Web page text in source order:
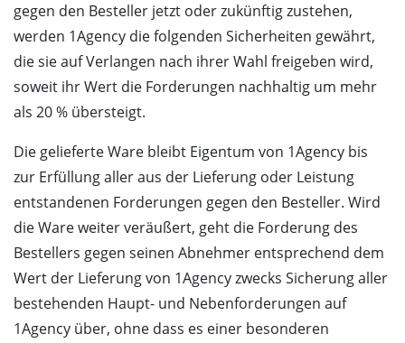
gegen den Besteller jetzt oder zukünftig zustehen,
werden 1Agency die folgenden Sicherheiten gewährt,
die sie auf Verlangen nach ihrer Wahl freigeben wird,
soweit ihr Wert die Forderungen nachhaltig um mehr
als 20 % übersteigt.
Die gelieferte Ware bleibt Eigentum von 1Agency bis
zur Erfüllung aller aus der Lieferung oder Leistung
entstandenen Forderungen gegen den Besteller. Wird
die Ware weiter veräußert, geht die Forderung des
Bestellers gegen seinen Abnehmer entsprechend dem
Wert der Lieferung von 1Agency zwecks Sicherung aller
bestehenden Haupt- und Nebenforderungen auf
1Agency über, ohne dass es einer besonderen